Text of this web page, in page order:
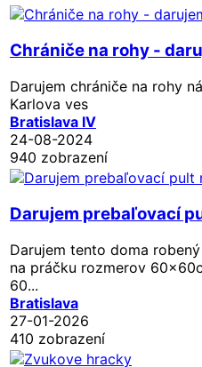
Chrániče na rohy -
Darujem chrániče na rohy
Karlova ves
Bratislava IV
24-08-2024
940 zobrazení
Darujem prebaľovací
Darujem tento doma
na práčku rozmerov
60...
Bratislava
27-01-2026
410 zobrazení